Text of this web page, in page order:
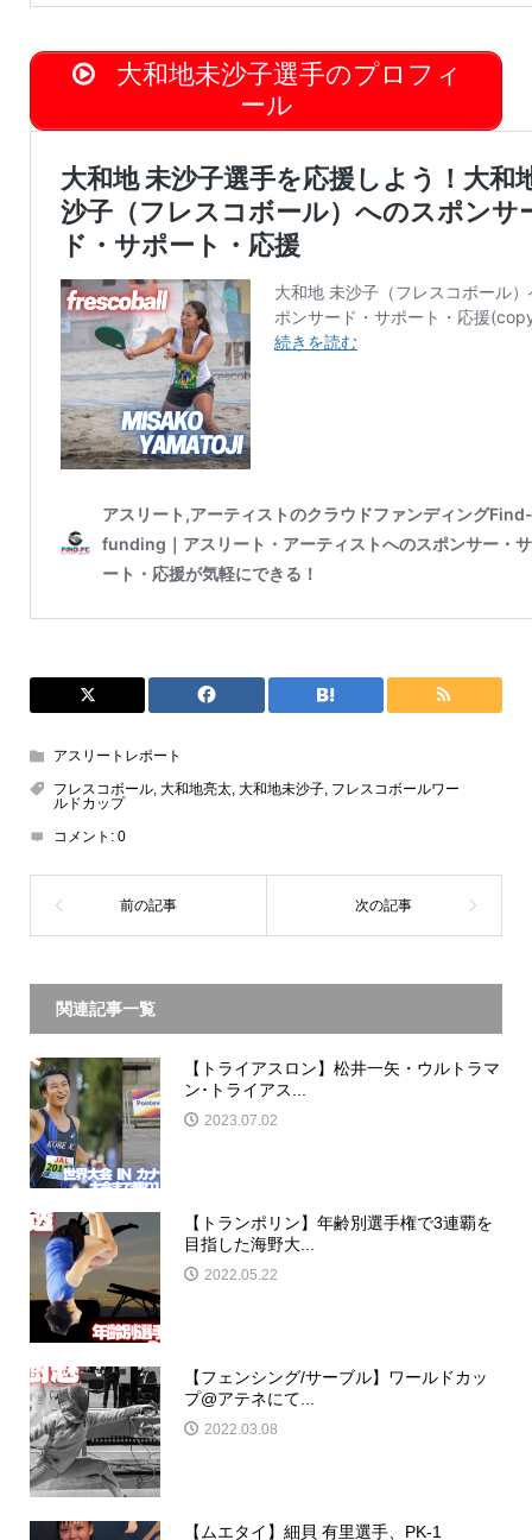
大和地未沙子選手のプロフィ
ール
アスリートレポート
フレスコボール, 大和地亮太, 大和地未沙子, フレスコボールワー
ルドカップ
コメント: 0
関連記事一覧
【トライアスロン】松井一矢・ウルトラマ
ン･トライアス...
2023.07.02
【トランポリン】年齢別選手権で3連覇を
目指した海野大...
2022.05.22
【フェンシング/サーブル】ワールドカッ
プ@アテネにて...
2022.03.08
【ムエタイ】細貝 有里選手、PK-1